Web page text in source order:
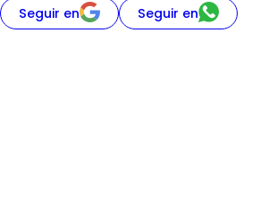
Seguir en Seguir en